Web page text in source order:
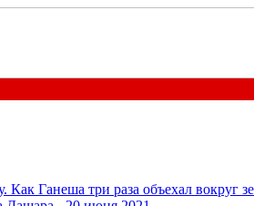
Как Ганеша три раза объехал вокруг